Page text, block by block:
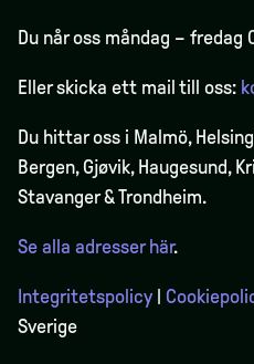
Du når oss måndag – fredag
Eller skicka ett mail till oss:
Du hittar oss i Malmö,
Bergen,Gjøvik, Haugesund,
Stavanger & Trondheim.
Se alla adresser här.
Integritetspolicy
Sverige